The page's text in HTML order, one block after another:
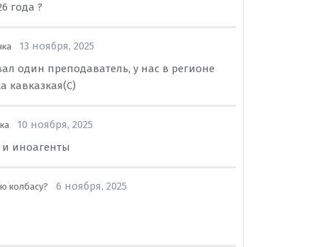
года ?
13 ноября, 2025
один преподаватель, у нас в регионе
кавказкая(С)
10 ноября, 2025
иноагенты
колбасу?
6 ноября, 2025